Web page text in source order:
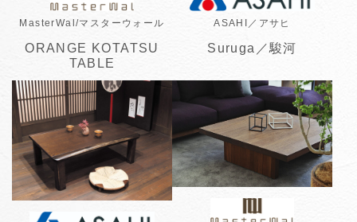
MasterWal/マスターウォール
ORANGE KOTATSU
TABLE
ASAHI／アサヒ
Suruga／駿河